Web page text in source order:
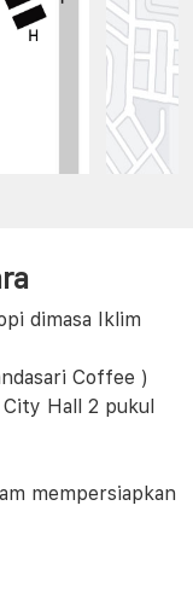
dimasa Iklim
Coffee )
Hall 2 pukul
mempersiapkan